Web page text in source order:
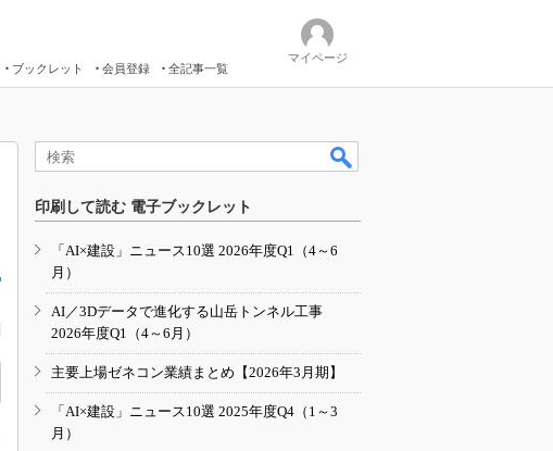
ブックレット 会員登録 全記事一覧
マイページ
印刷して読む 電子ブックレット
「AI×建設」ニュース10選 2026年度Q1（4～6
月）
AI／3Dデータで進化する山岳トンネル工事
2026年度Q1（4～6月）
主要上場ゼネコン業績まとめ【2026年3月期】
「AI×建設」ニュース10選 2025年度Q4（1～3
月）